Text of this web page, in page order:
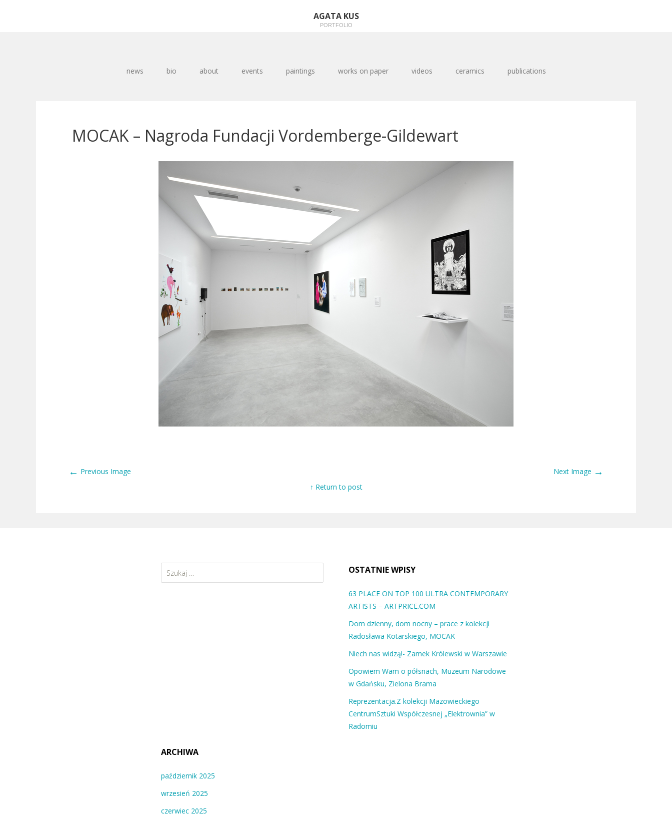
AGATA KUS
PORTFOLIO
news bio about events paintings works on paper videos ceramics publications
MOCAK – Nagroda Fundacji Vordemberge-Gildewart
← Previous Image Next Image →
↑ Return to post
Szukaj: OSTATNIE WPISY
63 PLACE ON TOP 100 ULTRA CONTEMPORARY
ARTISTS – ARTPRICE.COM
Dom dzienny, dom nocny – prace z kolekcji
Radosława Kotarskiego, MOCAK
Niech nas widzą!- Zamek Królewski w Warszawie
Opowiem Wam o półsnach, Muzeum Narodowe
w Gdańsku, Zielona Brama
Reprezentacja.Z kolekcji Mazowieckiego
CentrumSztuki Współczesnej „Elektrownia” w
Radomiu
ARCHIWA
październik 2025
wrzesień 2025
czerwiec 2025